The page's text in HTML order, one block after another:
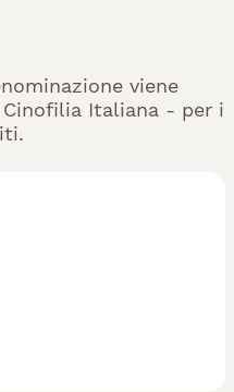
viene
Italiana - per i